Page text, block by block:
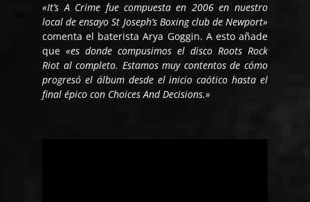
«It’s A Crime fue compuesta en 2006 en nuestro
local de ensayo St Joseph’s Boxing club de Newport»
comenta el baterista Arya Goggin. A esto añade
que«es donde compusimos el disco Roots Rock
Riot al completo. Estamos muy contentos de cómo
progresó el álbum desde el inicio caótico hasta el
final épico con Choices And Decisions.»